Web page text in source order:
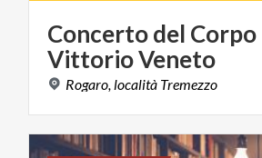
Concertodel Corpo
VittorioVeneto
Rogaro,località Tremezzo